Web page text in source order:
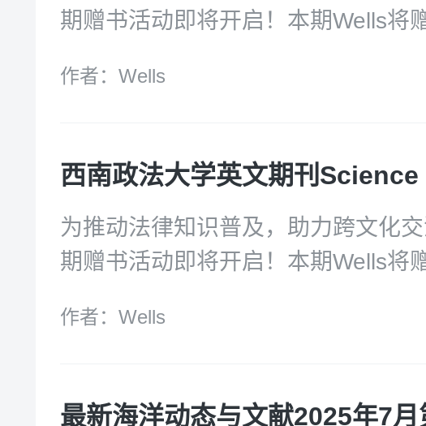
期赠书活动即将开启！本期Wells将
给关注Wells各个社媒平台的朋友们
作者：Wells
为推动法律知识普及，助力跨文化
期赠书活动即将开启！本期Wells将
Technology Law Review （创刊号
给关注Wells各个社媒平台的朋友们
作者：Wells